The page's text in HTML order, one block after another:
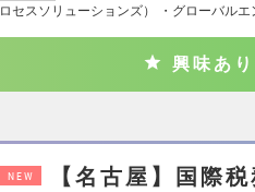
ロセスソリューションズ） ・グローバル
興味あり
NEW
【名古屋】国際